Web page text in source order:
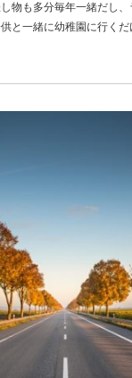
物も多分毎年一緒だし
と一緒に幼稚園に行く